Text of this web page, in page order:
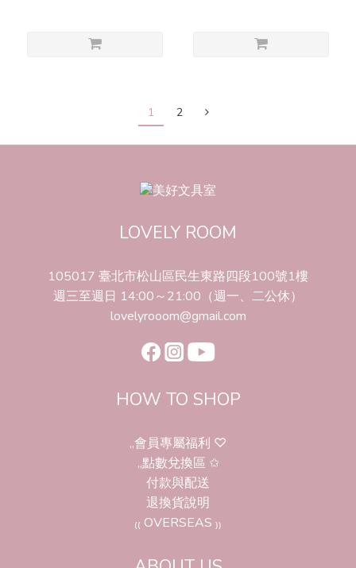
1 2
LOVELY ROOM
105017 臺北市松山區民生東路四段100號1樓
週三至週日 14:00～21:00（週一、二公休）
lovelyrooom@gmail.com
HOW TO SHOP
,,會員專屬福利 ♡
,,點數兌換區 ✩
付款與配送
退換貨說明
₍₍ OVERSEAS ₎₎